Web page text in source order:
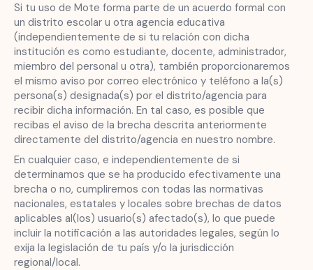
Si tu uso de Mote forma parte de un acuerdo formal con
un distrito escolar u otra agencia educativa
(independientemente de si tu relación con dicha
institución es como estudiante, docente, administrador,
miembro del personal u otra), también proporcionaremos
el mismo aviso por correo electrónico y teléfono a la(s)
persona(s) designada(s) por el distrito/agencia para
recibir dicha información. En tal caso, es posible que
recibas el aviso de la brecha descrita anteriormente
directamente del distrito/agencia en nuestro nombre.
En cualquier caso, e independientemente de si
determinamos que se ha producido efectivamente una
brecha o no, cumpliremos con todas las normativas
nacionales, estatales y locales sobre brechas de datos
aplicables al(los) usuario(s) afectado(s), lo que puede
incluir la notificación a las autoridades legales, según lo
exija la legislación de tu país y/o la jurisdicción
regional/local.